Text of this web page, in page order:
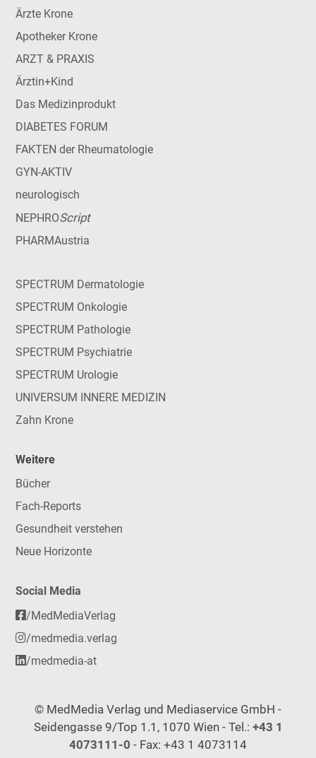
Ärzte Krone
Apotheker Krone
ARZT & PRAXIS
Ärztin+Kind
Das Medizinprodukt
DIABETES FORUM
FAKTEN der Rheumatologie
GYN-AKTIV
neurologisch
NEPHROScript
PHARMAustria
SPECTRUM Dermatologie
SPECTRUM Onkologie
SPECTRUM Pathologie
SPECTRUM Psychiatrie
SPECTRUM Urologie
UNIVERSUM INNERE MEDIZIN
Zahn Krone
Weitere
Bücher
Fach-Reports
Gesundheit verstehen
Neue Horizonte
Social Media
/MedMediaVerlag
/medmedia.verlag
/medmedia-at
© MedMedia Verlag und Mediaservice GmbH -
Seidengasse 9/Top 1.1, 1070 Wien - Tel.: +43 1
4073111-0 - Fax: +43 1 4073114